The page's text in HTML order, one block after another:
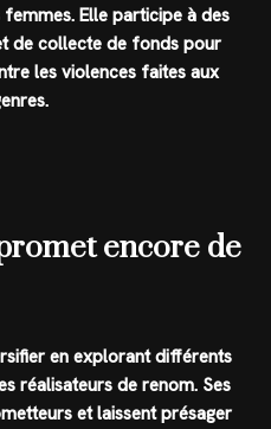
Elle participe à des
de collecte de fonds pour
les violences faites aux
encore de
en explorant différents
réalisateurs de renom. Ses
et laissent présager